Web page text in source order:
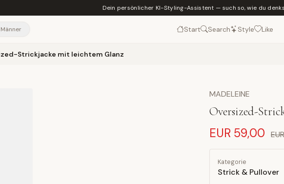
Dein persönlicher KI-Styling-Assistent — such so, wie du
Männer Start Search Style Like
Strickjacke mit leichtem Glanz
MADELEINE
Oversized-
EUR 59,00
Kategorie
Strick & Pullover